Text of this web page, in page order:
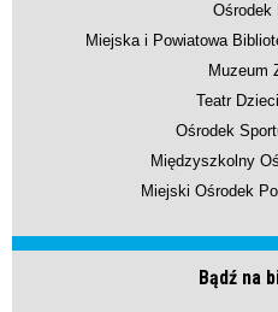
Ośrodek
Miejska i Powiatowa
Muzeum
Teatr
Ośrodek
Międzyszkolny
Miejski Ośrodek
Bądź na